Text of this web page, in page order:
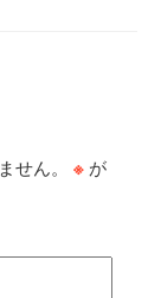
せん。 ※ が